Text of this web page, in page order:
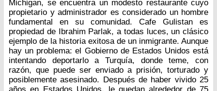
Michigan, se encuentra un modesto restaurante cuyo
propietario y administrador es considerado un hombre
fundamental en su comunidad. Cafe Gulistan es
propiedad de Ibrahim Parlak, a todas luces, un clásico
ejemplo de la historia exitosa de un inmigrante. Aunque
hay un problema: el Gobierno de Estados Unidos está
intentando deportarlo a Turquía, donde teme, con
razón, que puede ser enviado a prisión, torturado y
posiblemente asesinado. Después de haber vivido 25